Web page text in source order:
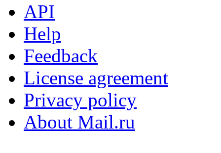
API
Help
Feedback
License agreement
Privacy policy
About Mail.ru